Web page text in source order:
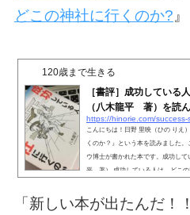
どこの神社に行くのか?
120歳まで生きる
［書評］成功している
（八木龍平 著）を読
https://hinorie.com/success-
こんにちは！日野 里映（ひの りえ
くのか？』という本を読みました
ウ博士が書かれた本です。成功し
平 著） 成功している人は、どこ
でしょうか？リュウ博士の前作『
特で今までの神社本とは一線を隠
「新しい本が出たんだ！